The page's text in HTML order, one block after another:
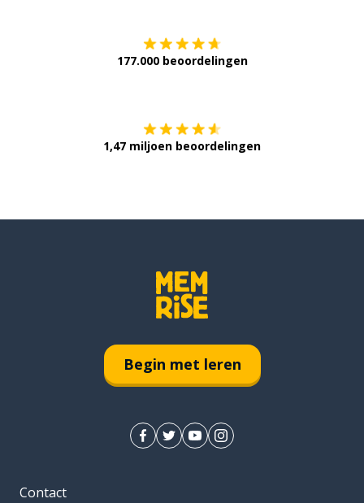
177.000 beoordelingen
1,47 miljoen beoordelingen
Begin met leren
Contact